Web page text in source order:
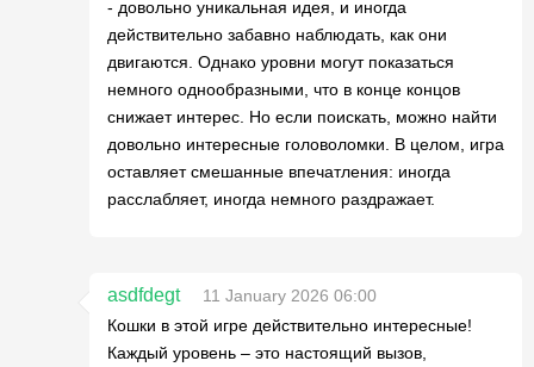
- довольно уникальная идея, и иногда
действительно забавно наблюдать, как они
двигаются. Однако уровни могут показаться
немного однообразными, что в конце концов
снижает интерес. Но если поискать, можно найти
довольно интересные головоломки. В целом, игра
оставляет смешанные впечатления: иногда
расслабляет, иногда немного раздражает.
asdfdegt
11 January 2026 06:00
Кошки в этой игре действительно интересные!
Каждый уровень – это настоящий вызов,